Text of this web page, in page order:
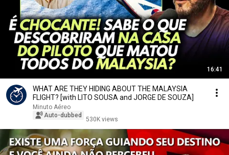
16:41
WHAT ARE THEY HIDING ABOUT THE MALAYSIA
FLIGHT? [with LITO SOUSA and JORGE DE SOUZA]
Minuto Aéreo
Auto-dubbed
530K views